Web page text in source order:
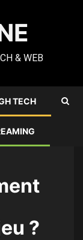
& WEB
TECH
?